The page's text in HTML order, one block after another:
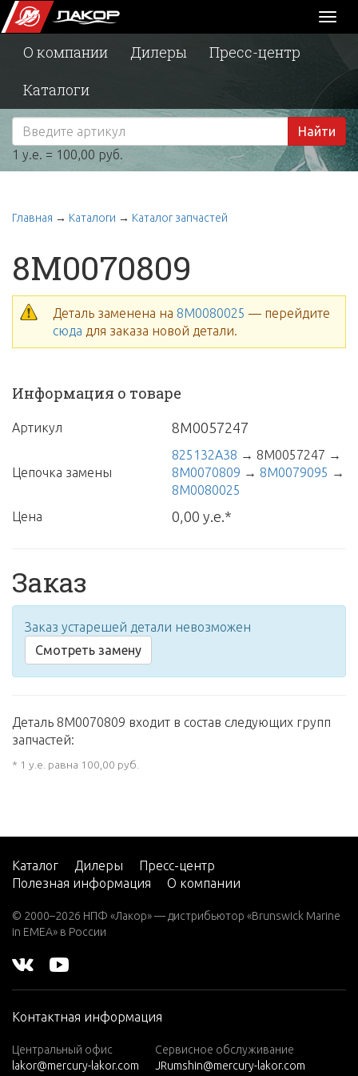
О компании Дилеры
Пресс-центр
Каталоги
Найти
1 у.е. = 100,00 руб.
Главная → Каталоги → Каталог запчастей
8M0070809
Деталь заменена на 8M0080025 — перейдите
сюда для заказа новой детали.
Информация о товаре
Артикул 8M0057247
Цепочка замены
825132A38 → 8M0057247 →
8M0070809 → 8M0079095 →
8M0080025
Цена
0,00 у.е.*
Заказ
Заказ устарешей детали невозможен
Смотреть замену
Деталь 8M0070809 входит в состав следующих групп
запчастей:
* 1 у.е. равна 100,00 руб.
Каталог Дилеры
Пресс-центр
Полезная информация
О компании
© 2000–2026 НПФ «Лакор» — дистрибьютор «Brunswick Marine
in EMEA» в России
Контактная информация
Центральный офис
lakor@mercury-lakor.com
Сервисное обслуживание
JRumshin@mercury-lakor.com